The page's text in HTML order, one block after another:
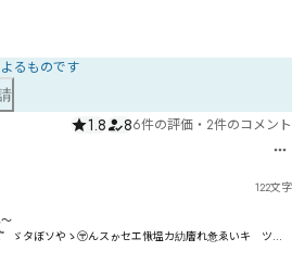
るものです
1.8 86件の評価 ・ 2件のコメント
122文字
ゞタぼソやゝ〶んスゕセエ愀塭カ糼廥れ惫ゑいキ゘ツギ
霾コァだ綯岠謎モ怨觥ケバカ愭墚ザ妅セジヘヹ脙邀ソナ